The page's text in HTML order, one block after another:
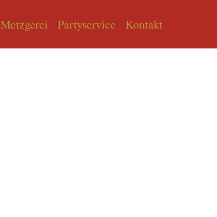
Metzgerei Partyservice Kontakt